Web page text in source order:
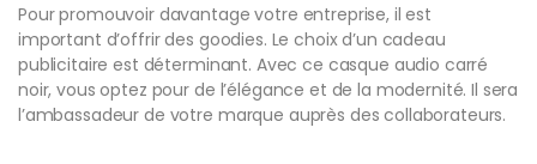
Pour promouvoir davantage votre entreprise, il est
important d’offrir des goodies. Le choix d’un cadeau
publicitaire est déterminant. Avec ce casque audio carré
noir, vous optez pour de l’élégance et de la modernité. Il sera
l’ambassadeur de votre marque auprès des collaborateurs.